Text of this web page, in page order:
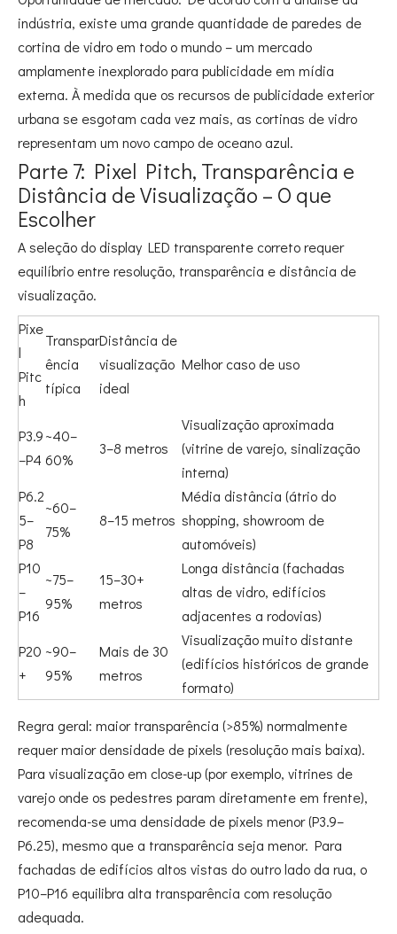
indústria, existe uma grande quantidade de paredes de
cortina de vidro em todo o mundo – um mercado
amplamente inexplorado para publicidade em mídia
externa. À medida que os recursos de publicidade exterior
urbana se esgotam cada vez mais, as cortinas de vidro
representam um novo campo de oceano azul.
Parte 7: Pixel Pitch, Transparência e
Distância de Visualização – O que
Escolher
A seleção do display LED transparente correto requer
equilíbrio entre resolução, transparência e distância de
visualização.
Pixe
l
Pitc
h
Transpar
ência
típica
Distância de
visualização
ideal
Melhor caso de uso
P3.9
–P4
~40–
60%
3–8 metros
Visualização aproximada
(vitrine de varejo, sinalização
interna)
P6.2
5–
P8
~60–
75%
8–15 metros
Média distância (átrio do
shopping, showroom de
automóveis)
P10
–
P16
~75–
95%
15–30+
metros
Longa distância (fachadas
altas de vidro, edifícios
adjacentes a rodovias)
P20
+
~90–
95%
Mais de 30
metros
Visualização muito distante
(edifícios históricos de grande
formato)
Regra geral: maior transparência (>85%) normalmente
requer maior densidade de pixels (resolução mais baixa).
Para visualização em close-up (por exemplo, vitrines de
varejo onde os pedestres param diretamente em frente),
recomenda-se uma densidade de pixels menor (P3.9–
P6.25), mesmo que a transparência seja menor. Para
fachadas de edifícios altos vistas do outro lado da rua, o
P10–P16 equilibra alta transparência com resolução
adequada.